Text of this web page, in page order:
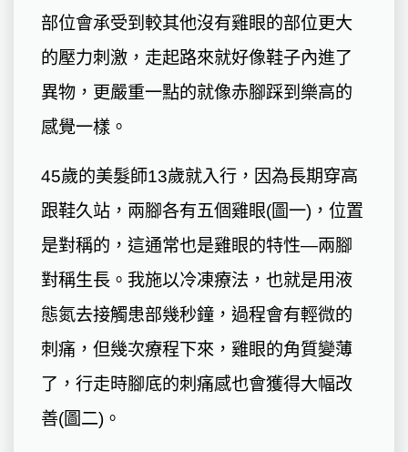
部位會承受到較其他沒有雞眼的部位更大
的壓力刺激，走起路來就好像鞋子內進了
異物，更嚴重一點的就像赤腳踩到樂高的
感覺一樣。
45歲的美髮師13歲就入行，因為長期穿高
跟鞋久站，兩腳各有五個雞眼(圖一)，位置
是對稱的，這通常也是雞眼的特性—兩腳
對稱生長。我施以冷凍療法，也就是用液
態氮去接觸患部幾秒鐘，過程會有輕微的
刺痛，但幾次療程下來，雞眼的角質變薄
了，行走時腳底的刺痛感也會獲得大幅改
善(圖二)。